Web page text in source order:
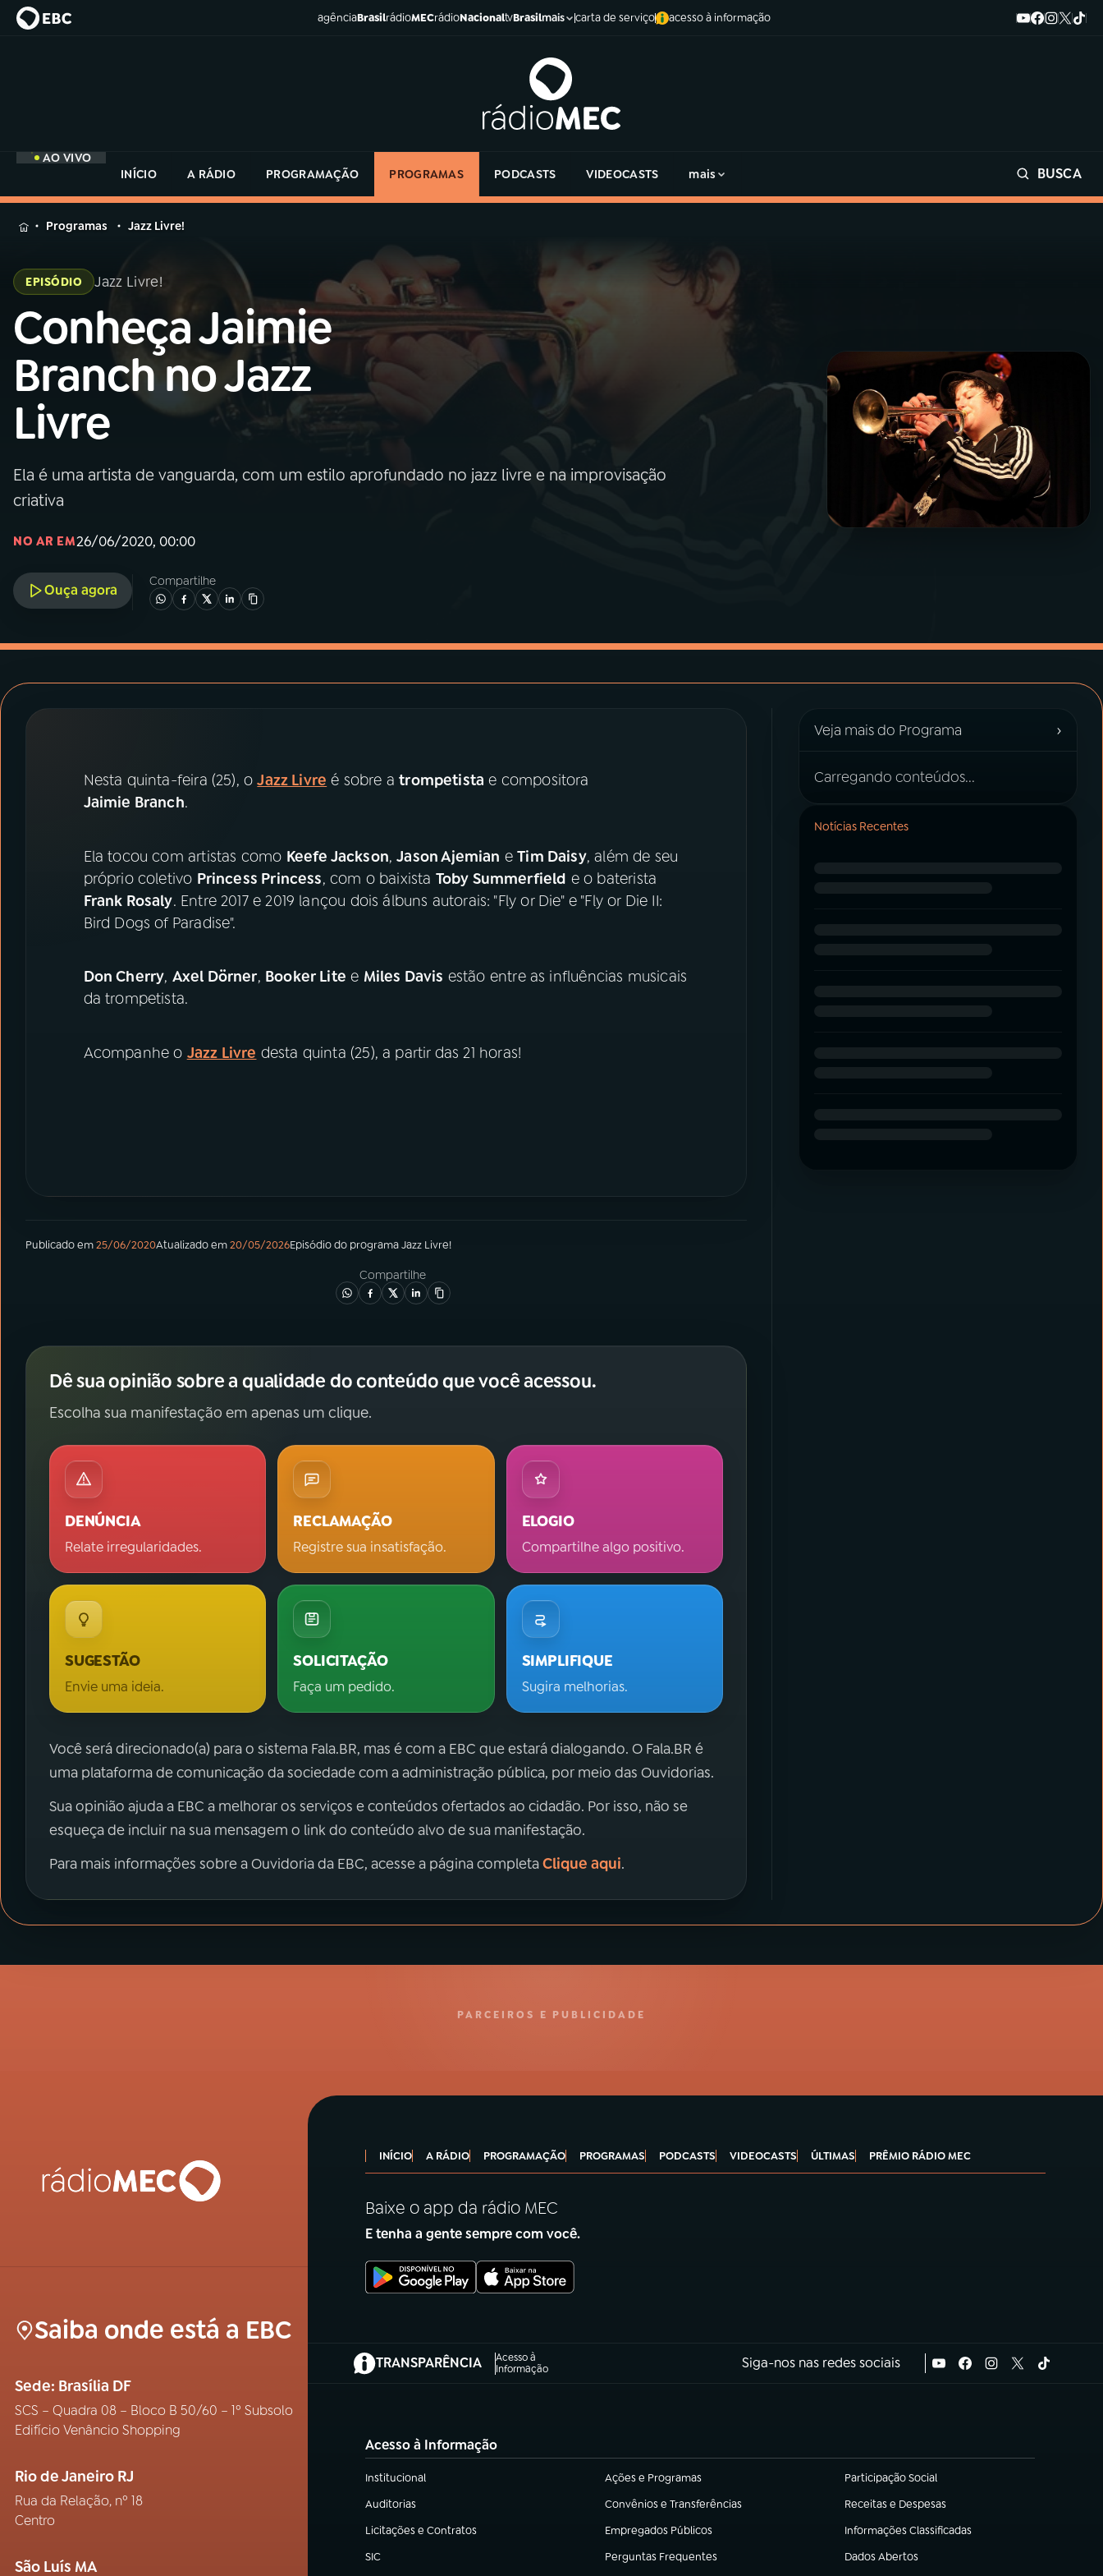
agênciaBrasilrádioMECrádioNacionaltvBrasilmais carta de serviço acesso à informação
AO VIVO
INÍCIO
A RÁDIO PROGRAMAÇÃO PROGRAMAS PODCASTS VIDEOCASTS mais BUSCA
MENU
Buscar
na
Rádio
MEC
Buscar
AO VIVO
01INÍCIO
A RÁDIO
04PROGRAMAS
06VIDEOCASTS
PRÊMIO RÁDIO MEC
ACOMPANHE A RÁDIO MEC
YouTube Facebook
Instagram X
na
Rádio
Programas Jazz Livre!
EPISÓDIO Jazz Livre!
Conheça Jaimie
Branch no Jazz
Livre
Ela é uma artista de vanguarda, com um estilo aprofundado no jazz livre e na improvisação
criativa
NO AR EM26/06/2020, 00:00
Ouça agora
Compartilhe
Nesta quinta-feira (25), oJazz Livre é sobre atrompetista e compositora
Jaimie Branch.
Ela tocou com artistas como Keefe Jackson,Jason Ajemian eTim Daisy, além de seu
próprio coletivo Princess Princess, com o baixista Toby Summerfield e o baterista
Frank Rosaly. Entre 2017 e 2019 lançou dois álbuns autorais: "Fly or Die" e "Fly or Die II:
Bird Dogs of Paradise".
Don Cherry, Axel Dörner, Booker Lite e Miles Davis estão entre as influências musicais
da trompetista.
Acompanhe o Jazz Livre desta quinta (25), a partir das 21 horas!
Publicado em25/06/2020Atualizado em20/05/2026Episódiodo programaJazz Livre!
Compartilhe
Dê sua opinião sobre a qualidade do conteúdo que você acessou.
Escolha sua manifestação em apenas um clique.
DENÚNCIA
Relate irregularidades.
RECLAMAÇÃO
Registre sua insatisfação.
ELOGIO
Compartilhe algo positivo.
SUGESTÃO
Envie uma ideia.
SOLICITAÇÃO
Faça um pedido.
SIMPLIFIQUE
Sugira melhorias.
Você será direcionado(a) para o sistema Fala.BR, mas é com a EBC que estará dialogando. O Fala.BR é
uma plataforma de comunicação da sociedade com a administração pública, por meio das Ouvidorias.
Sua opinião ajuda a EBC a melhorar os serviços e conteúdos ofertados ao cidadão. Por isso, não se
esqueça de incluir na sua mensagem o link do conteúdo alvo de sua manifestação.
Para mais informações sobre a Ouvidoria da EBC, acesse a página completaClique aqui.
Veja mais do Programa ›
Carregando conteúdos...
Notícias Recentes
PARCEIROS E PUBLICIDADE
Saiba onde está a EBC
Sede: Brasília DF
SCS – Quadra 08 – Bloco B 50/60 – 1º Subsolo
Edifício Venâncio Shopping
Rio de Janeiro RJ
Rua da Relação, nº 18
Centro
São Luís MA
INÍCIO A RÁDIO PROGRAMAÇÃO PROGRAMAS PODCASTS VIDEOCASTS ÚLTIMAS PRÊMIO RÁDIO MEC
Baixe o app da rádio MEC
E tenha a gente sempre com você.
TRANSPARÊNCIA
Acesso à
Informação
(abre em nova aba) Siga-nos nas redes sociais
Acesso à Informação
Institucional
(abre em nova aba) Ações e Programas
(abre em nova aba) Participação Social
(abre em nova aba)
Auditorias
(abre em nova aba) Convênios e Transferências
(abre em nova aba) Receitas e Despesas
(abre em nova aba)
Licitações e Contratos
(abre em nova aba) Empregados Públicos
(abre em nova aba) Informações Classificadas
(abre em nova aba)
SIC
(abre em nova aba) Perguntas Frequentes
(abre em nova aba) Dados Abertos
(abre em nova aba)